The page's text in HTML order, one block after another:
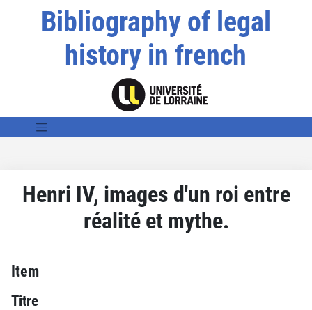
Bibliography of legal
history in french
Henri IV, images d'un roi entre
réalité et mythe.
Item
Titre